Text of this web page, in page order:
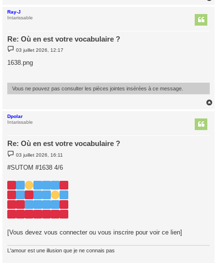
Ray-J
Intarissable
Re: Où en est votre vocabulaire ?
M
e
s
s
e
03 juillet 2026, 12:17
1638.png
Vous ne pouvez pas consulter les pièces jointes insérées à ce message.
Dpolar
Intarissable
Re: Où en est votre vocabulaire ?
M
e
s
s
g
03 juillet 2026, 16:11
#SUTOM #1638 4/6
[Vous devez vous connecter ou vous inscrire pour voir ce lien]
L'amour est une illusion que je ne connais pas